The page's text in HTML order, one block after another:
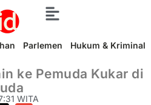
Parlemen Hukum & Kriminal
ke Pemuda Kukar di
WITA